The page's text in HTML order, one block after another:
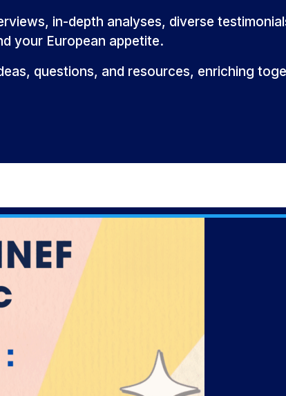
in-depth analyses, diverse
your European appetite.
questions, and resources, enriching